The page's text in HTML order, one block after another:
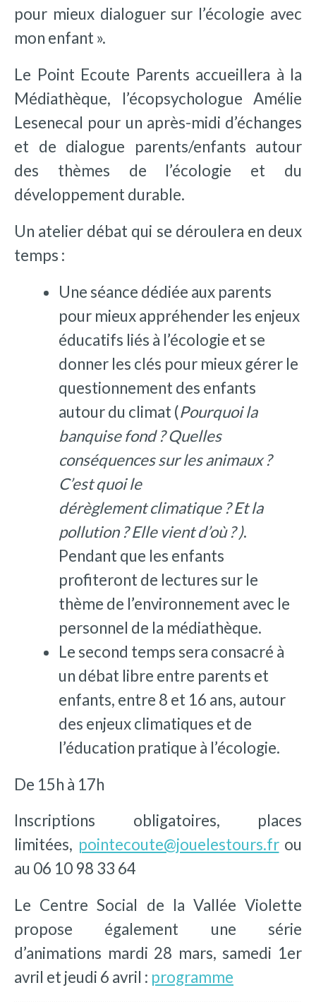
pour mieux dialoguer sur l’écologie avec
mon enfant ».
Le Point Ecoute Parents accueillera à la
Médiathèque, l’écopsychologue Amélie
Lesenecal pour un après-midi d’échanges
et de dialogue parents/enfants autour
des thèmes de l’écologie et du
développement durable.
Un atelier débat qui se déroulera en deux
temps :
Une séance dédiée aux parents
pour mieux appréhender les enjeux
éducatifs liés à l’écologie et se
donner les clés pour mieux gérer le
questionnement des enfants
autour du climat (Pourquoi la
banquise fond ? Quelles
conséquences sur les animaux ?
C’est quoi le
dérèglement climatique ? Et la
pollution ? Elle vient d’où ? ).
Pendant que les enfants
profiteront de lectures sur le
thème de l’environnement avec le
personnel de la médiathèque.
Le second temps sera consacré à
un débat libre entre parents et
enfants, entre 8 et 16 ans, autour
des enjeux climatiques et de
l’éducation pratique à l’écologie.
De 15h à 17h
Inscriptions obligatoires, places
limitées, pointecoute@jouelestours.frou
au 06 10 98 33 64
Le Centre Social de la Vallée Violette
propose également une série
d’animations mardi 28 mars, samedi 1er
avril et jeudi 6 avril : programme